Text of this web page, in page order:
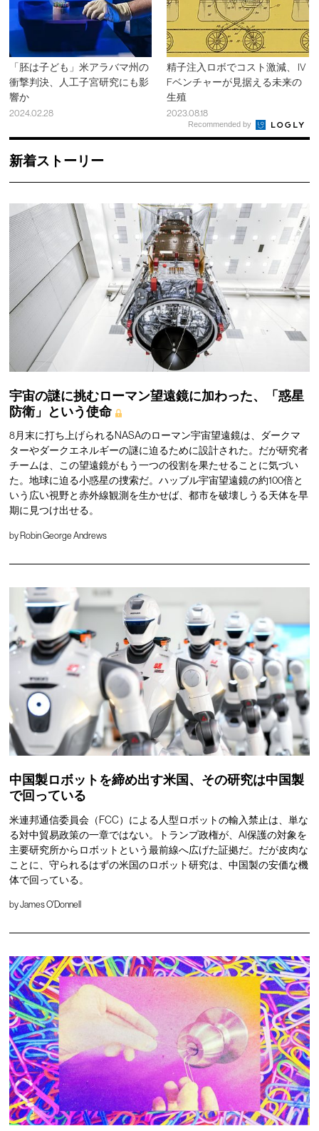
「胚は子ども」米アラバマ州の
衝撃判決、人工子宮研究にも影
響か
2024.02.28
精子注入ロボでコスト激減、 IV
Fベンチャーが見据える未来の
生殖
2023.08.18
Recommended by
新着ストーリー
宇宙の謎に挑むローマン望遠鏡に加わった、「惑星
防衛」という使命
8月末に打ち上げられるNASAのローマン宇宙望遠鏡は、ダークマ
ターやダークエネルギーの謎に迫るために設計された。だが研究者
チームは、この望遠鏡がもう一つの役割を果たせることに気づい
た。地球に迫る小惑星の捜索だ。ハッブル宇宙望遠鏡の約100倍と
いう広い視野と赤外線観測を生かせば、都市を破壊しうる天体を早
期に見つけ出せる。
by Robin George Andrews
中国製ロボットを締め出す米国、その研究は中国製
で回っている
米連邦通信委員会（FCC）による人型ロボットの輸入禁止は、単な
る対中貿易政策の一章ではない。トランプ政権が、AI保護の対象を
主要研究所からロボットという最前線へ広げた証拠だ。だが皮肉な
ことに、守られるはずの米国のロボット研究は、中国製の安価な機
体で回っている。
byJames O'Donnell